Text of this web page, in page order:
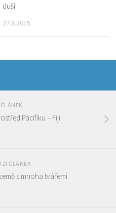
duši
27.8.2015
Pacifiku – Fiji
ČLÁNEK
s mnoha tvářemi